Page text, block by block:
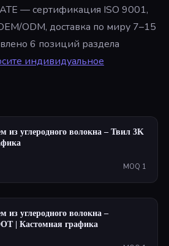
— сертификация ISO 9001,
ODM, доставка по миру 7–15
6 позиций раздела
индивидуальное
углеродного волокна – Твил 3K
MOQ 1
углеродного волокна –
| Кастомная графика